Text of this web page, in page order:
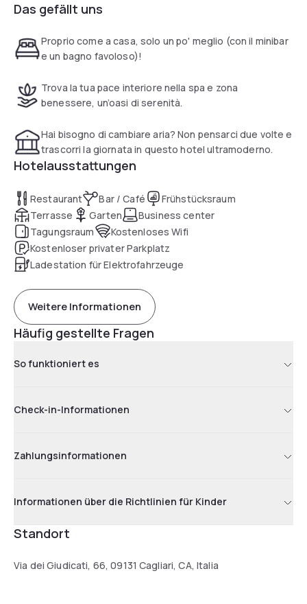
Das gefällt uns
Proprio come a casa, solo un po' meglio (con il minibar
e un bagno favoloso)!
Trova la tua pace interiore nella spa e zona
benessere, un’oasi di serenità.
Hai bisogno di cambiare aria? Non pensarci due volte e
trascorri la giornata in questo hotel ultramoderno.
Hotelausstattungen
Restaurant Bar / Café
Frühstücksraum
Terrasse
Garten
Business center
Tagungsraum
Kostenloses Wifi
Kostenloser privater Parkplatz
Ladestation für Elektrofahrzeuge
Weitere Informationen
Häufig gestellte Fragen
So funktioniert es
Check-in-Informationen
Zahlungsinformationen
Informationen über die Richtlinien für Kinder
Standort
Via dei Giudicati, 66, 09131 Cagliari, CA, Italia